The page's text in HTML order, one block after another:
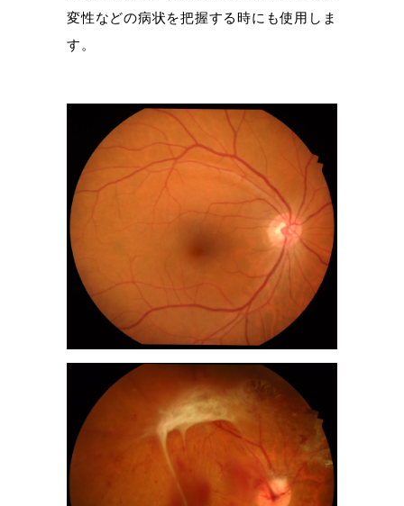
変性などの病状を把握する時にも使用しま
す。